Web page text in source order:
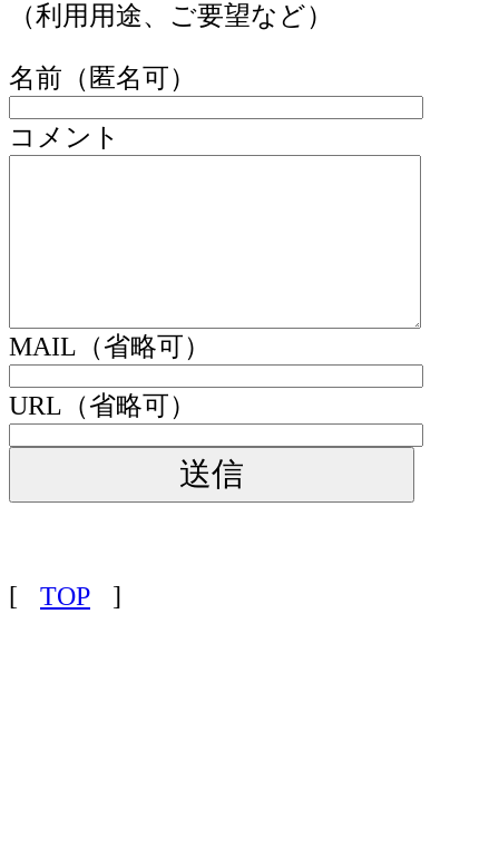
（利用用途、ご要望など）
名前（匿名可）
コメント
MAIL（省略可）
URL（省略可）
[ TOP ]